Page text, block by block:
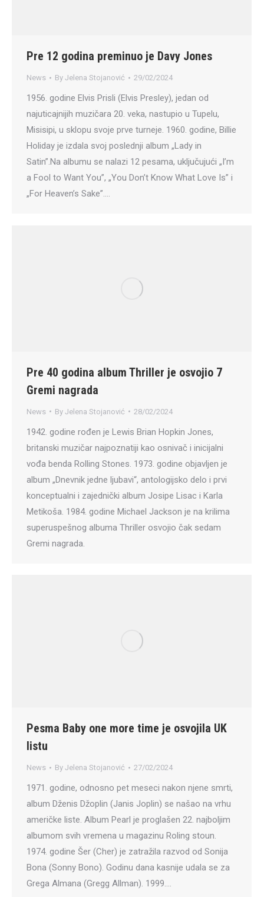
Pre 12 godina preminuo je Davy Jones
News By Jelena Stojanović 29/02/2024
1956. godine Elvis Prisli (Elvis Presley), jedan od
najuticajnijih muzičara 20. veka, nastupio u Tupelu,
Misisipi, u sklopu svoje prve turneje. 1960. godine, Billie
Holiday je izdala svoj poslednji album „Lady in
Satin”.Na albumu se nalazi 12 pesama, uključujući „I’m
a Fool to Want You”, „You Don’t Know What Love Is” i
„For Heaven’s Sake”.…
Pre 40 godina album Thriller je osvojio 7
Gremi nagrada
News By Jelena Stojanović 28/02/2024
1942. godine rođen je Lewis Brian Hopkin Jones,
britanski muzičar najpoznatiji kao osnivač i inicijalni
vođa benda Rolling Stones. 1973. godine objavljen je
album „Dnevnik jedne ljubavi“, antologijsko delo i prvi
konceptualni i zajednički album Josipe Lisac i Karla
Metikoša. 1984. godine Michael Jackson je na krilima
superuspešnog albuma Thriller osvojio čak sedam
Gremi nagrada.
Pesma Baby one more time je osvojila UK
listu
News By Jelena Stojanović 27/02/2024
1971. godine, odnosno pet meseci nakon njene smrti,
album Dženis Džoplin (Janis Joplin) se našao na vrhu
američke liste. Album Pearl je proglašen 22. najboljim
albumom svih vremena u magazinu Roling stoun.
1974. godine Šer (Cher) je zatražila razvod od Sonija
Bona (Sonny Bono). Godinu dana kasnije udala se za
Grega Almana (Gregg Allman). 1999.…